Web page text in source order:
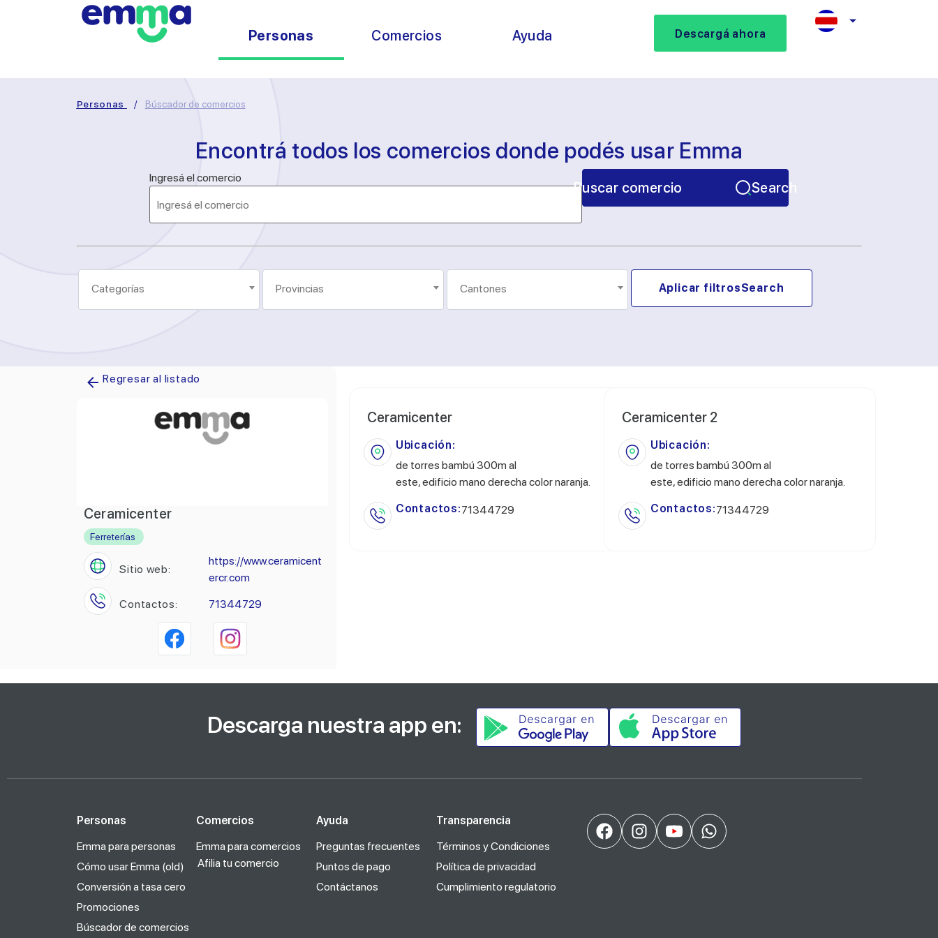
Personas Comercios Ayuda Descargá ahora
Personas / Búscador de comercios
Encontrá todos los comercios donde podés usar Emma
Ingresá el comercio
Buscar comercio Search
Aplicar filtrosSearch
Regresar al listado
Ceramicenter
Ferreterías
Sitio web:
https://www.ceramicent
ercr.com
Contactos:
71344729
Ceramicenter
Ubicación:
de torres bambú 300m al
este, edificio mano derecha color naranja.
Contactos:71344729
Ceramicenter 2
Ubicación:
de torres bambú 300m al
este, edificio mano derecha color naranja.
Contactos:71344729
Descarga nuestra app en:
Personas
Emma para personas
Cómo usar Emma (old)
Conversión a tasa cero
Promociones
Búscador de comercios
Comercios
Emma para comercios
Afilia tu comercio
Ayuda
Preguntas frecuentes
Puntos de pago
Contáctanos
Transparencia
Términos y Condiciones
Política de privacidad
Cumplimiento regulatorio